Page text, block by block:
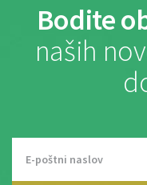
Bodite
naših